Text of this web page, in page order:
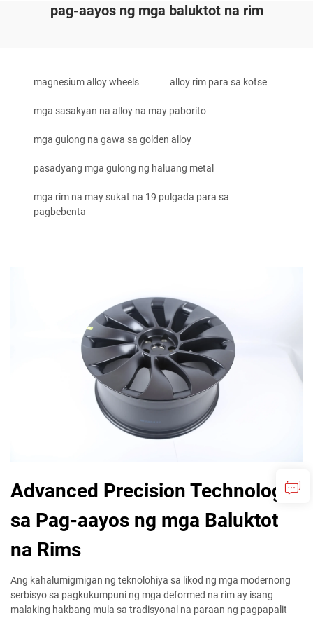
pag-aayos ng mga baluktot na rim
magnesium alloy wheels alloy rim para sa kotse
mga sasakyan na alloy na may paborito
mga gulong na gawa sa golden alloy
pasadyang mga gulong ng haluang metal
mga rim na may sukat na 19 pulgada para sa
pagbebenta
Advanced Precision Technology
sa Pag-aayos ng mga Baluktot
na Rims
Ang kahalumigmigan ng teknolohiya sa likod ng mga modernong
serbisyo sa pagkukumpuni ng mga deformed na rim ay isang
malaking hakbang mula sa tradisyonal na paraan ng pagpapalit